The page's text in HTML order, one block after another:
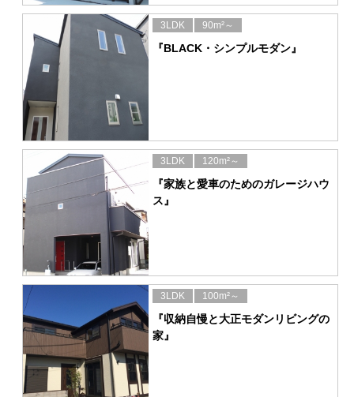
3LDK 90m²～
『BLACK・シンプルモダン』
3LDK 120m²～
『家族と愛車のためのガレージハウ
ス』
3LDK 100m²～
『収納自慢と大正モダンリビングの
家』